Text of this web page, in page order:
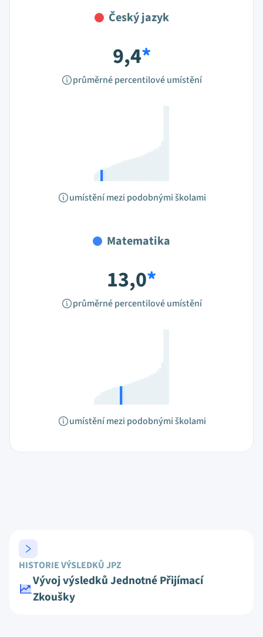
Český jazyk
9,4*
průměrné percentilové umístění
umístění mezi podobnými školami
Matematika
13,0*
průměrné percentilové umístění
umístění mezi podobnými školami
HISTORIE VÝSLEDKŮ JPZ
Vývoj výsledků Jednotné Přijímací
Zkoušky